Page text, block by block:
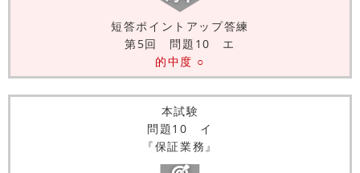
短答ポイントアップ答練
第5回 問題10 エ
的中度 ○
本試験
問題10 イ
『保証業務』